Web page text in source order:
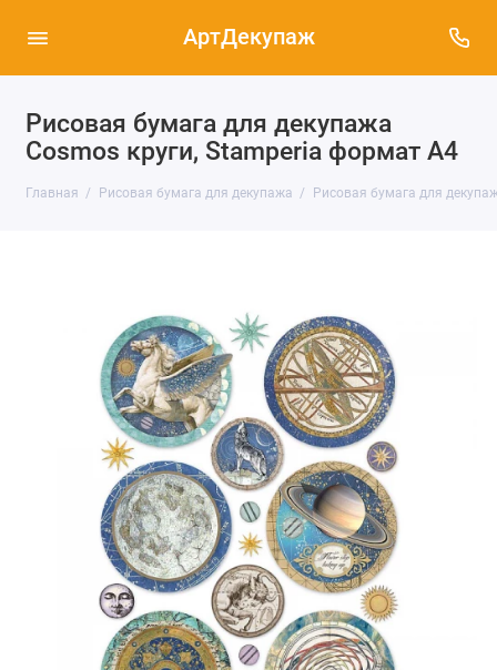
АртДекупаж
Рисовая бумага для декупажа
Cosmos круги, Stamperia формат А4
Главная Рисовая бумага для декупажа Рисовая бумага для